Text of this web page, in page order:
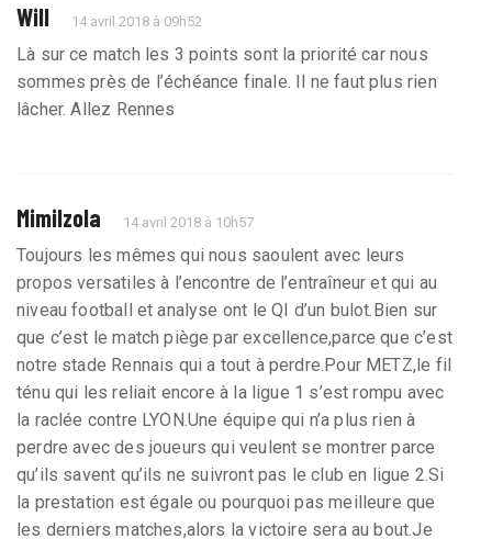
Will 14 avril 2018 à 09h52
Là sur ce match les 3 points sont la priorité car nous
sommes près de l’échéance finale. Il ne faut plus rien
lâcher. Allez Rennes
Mimilzola 14 avril 2018 à 10h57
Toujours les mêmes qui nous saoulent avec leurs
propos versatiles à l’encontre de l’entraîneur et qui au
niveau football et analyse ont le QI d’un bulot.Bien sur
que c’est le match piège par excellence,parce que c’est
notre stade Rennais qui a tout à perdre.Pour METZ,le fil
ténu qui les reliait encore à la ligue 1 s’est rompu avec
la raclée contre LYON.Une équipe qui n’a plus rien à
perdre avec des joueurs qui veulent se montrer parce
qu’ils savent qu’ils ne suivront pas le club en ligue 2.Si
la prestation est égale ou pourquoi pas meilleure que
les derniers matches,alors la victoire sera au bout.Je